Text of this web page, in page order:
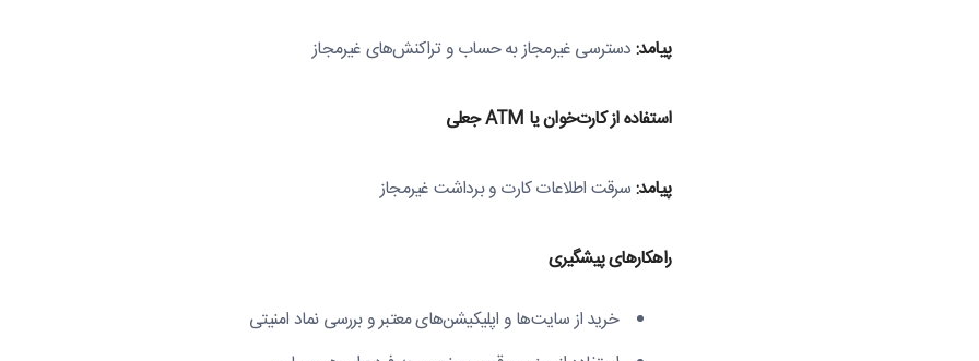
پیامد:دسترسی غیرمجاز به حساب و تراکنش‌های غیرمجاز
استفاده از کارت‌خوان یا جعلی
پیامد:سرقت اطلاعات کارت و برداشت غیرمجاز
راهکارهای پیشگیری
خرید از سایت‌ها و اپلیکیشن‌های معتبر و بررسی نماد امنیتی